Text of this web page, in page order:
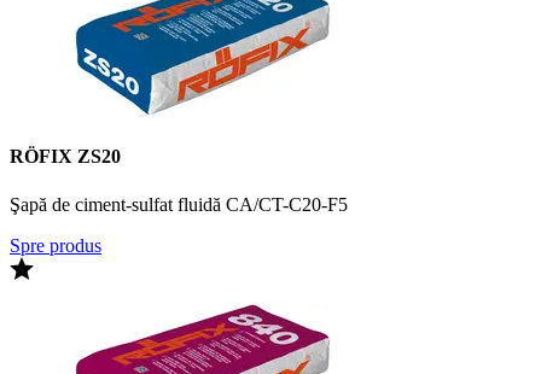
RÖFIX ZS20
Şapă de ciment-sulfat fluidă CA/CT-C20-F5
Spre produs